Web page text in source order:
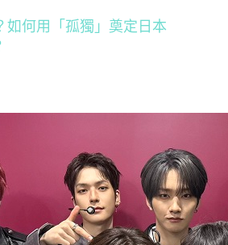
如何用「孤獨」奠定日本